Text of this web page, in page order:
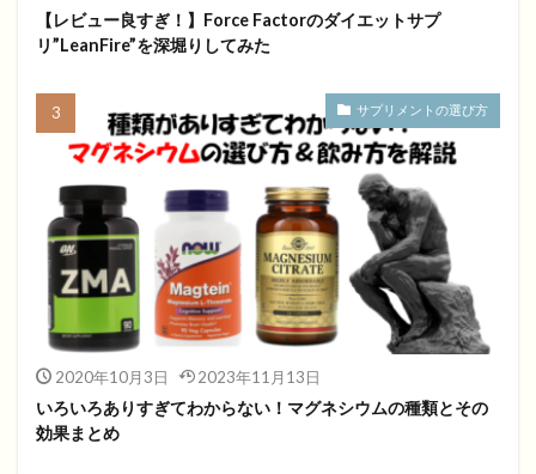
【レビュー良すぎ！】Force Factorのダイエットサプ
リ”LeanFire”を深堀りしてみた
サプリメントの選び方
2020年10月3日 2023年11月13日
いろいろありすぎてわからない！マグネシウムの種類とその
効果まとめ